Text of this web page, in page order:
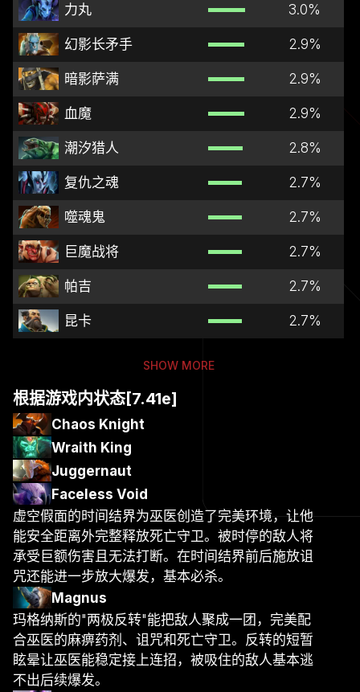
力丸 3.0%
幻影长矛手 2.9%
暗影萨满 2.9%
血魔 2.9%
潮汐猎人 2.8%
复仇之魂 2.7%
噬魂鬼 2.7%
巨魔战将 2.7%
帕吉 2.7%
昆卡 2.7%
SHOW MORE
根据游戏内状态[7.41e]
Chaos Knight
Wraith King
Juggernaut
Faceless Void
虚空假面的时间结界为巫医创造了完美环境，让他
能安全距离外完整释放死亡守卫。被时停的敌人将
承受巨额伤害且无法打断。在时间结界前后施放诅
咒还能进一步放大爆发，基本必杀。
Magnus
玛格纳斯的"两极反转"能把敌人聚成一团，完美配
合巫医的麻痹药剂、诅咒和死亡守卫。反转的短暂
眩晕让巫医能稳定接上连招，被吸住的敌人基本逃
不出后续爆发。